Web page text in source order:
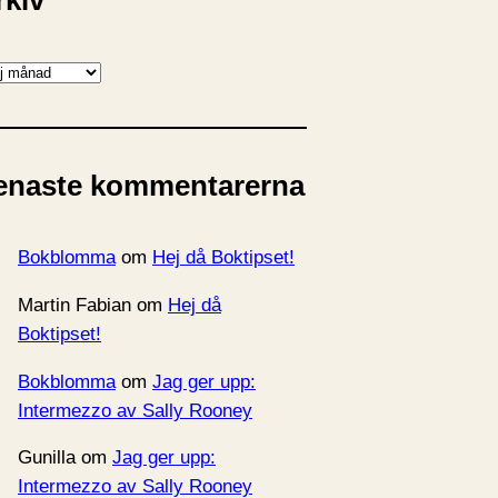
kommentarerna
Bokblommaom Hej då Boktipset!
Martin Fabian om Hej då
Boktipset!
Bokblomma om Jag ger upp:
Intermezzo av Sally Rooney
Gunillaom Jag ger upp:
Intermezzo av Sally Rooney